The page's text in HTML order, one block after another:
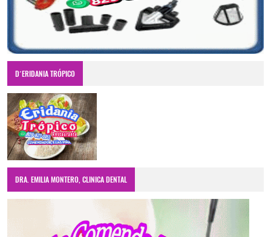
D´ERIDANIA TRÓPICO
DRA. EMILIA MONTERO, CLINICA DENTAL